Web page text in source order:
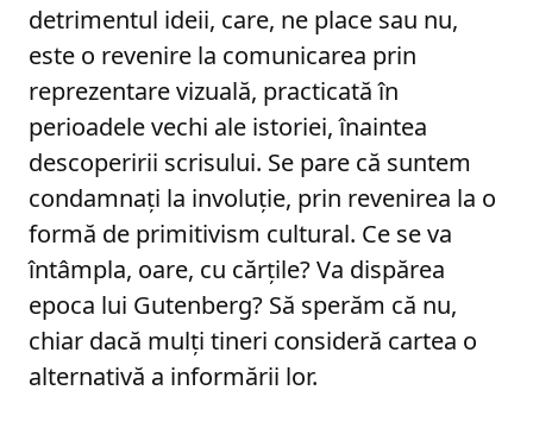
detrimentul ideii, care, ne place sau nu,
este o revenire la comunicarea prin
reprezentare vizuală, practicată în
perioadele vechi ale istoriei, înaintea
descoperirii scrisului. Se pare că suntem
condamnați la involuție, prin revenirea la o
formă de primitivism cultural. Ce se va
întâmpla, oare, cu cărțile? Va dispărea
epoca lui Gutenberg? Să sperăm că nu,
chiar dacă mulți tineri consideră cartea o
alternativă a informării lor.